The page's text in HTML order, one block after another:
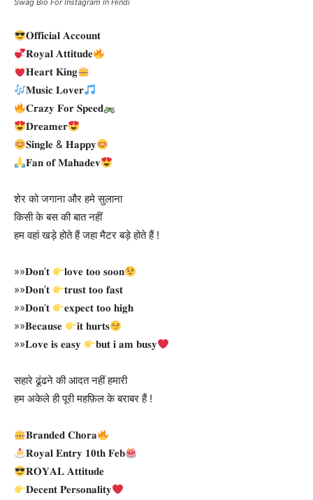
Swag Bio For Instagram In Hindi
𝐎𝐟𝐟𝐢𝐜𝐢𝐚𝐥 𝐀𝐜𝐜𝐨𝐮𝐧𝐭
𝐑𝐨𝐲𝐚𝐥 𝐀𝐭𝐭𝐢𝐭𝐮𝐝𝐞
𝐇𝐞𝐚𝐫𝐭 𝐊𝐢𝐧𝐠
𝐌𝐮𝐬𝐢𝐜 𝐋𝐨𝐯𝐞𝐫
𝐂𝐫𝐚𝐳𝐲 𝐅𝐨𝐫 𝐒𝐩𝐞𝐞𝐝
𝐃𝐫𝐞𝐚𝐦𝐞𝐫
𝐒𝐢𝐧𝐠𝐥𝐞 & 𝐇𝐚𝐩𝐩𝐲
𝐅𝐚𝐧 𝐨𝐟 𝐌𝐚𝐡𝐚𝐝𝐞𝐯
शेर को जगाना और हमे सुलाना
किसी के बस की बात नहीं
हम वहां खड़े होते हैं जहा मैटर बड़े होते हैं !
»»𝐃𝐨𝐧’𝐭
𝐥𝐨𝐯𝐞 𝐭𝐨𝐨 𝐬𝐨𝐨𝐧
»»𝐃𝐨𝐧’𝐭
𝐭𝐫𝐮𝐬𝐭 𝐭𝐨𝐨 𝐟𝐚𝐬𝐭
»»𝐃𝐨𝐧’𝐭
𝐞𝐱𝐩𝐞𝐜𝐭 𝐭𝐨𝐨 𝐡𝐢𝐠𝐡
»»𝐁𝐞𝐜𝐚𝐮𝐬𝐞
𝐢𝐭 𝐡𝐮𝐫𝐭𝐬
»»𝐋𝐨𝐯𝐞 𝐢𝐬 𝐞𝐚𝐬𝐲
𝐛𝐮𝐭 𝐢 𝐚𝐦 𝐛𝐮𝐬𝐲
सहारे ढूंढने की आदत नहीं हमारी
हम अकेले ही पूरी महफ़िल के बराबर हैं !
𝐁𝐫𝐚𝐧𝐝𝐞𝐝 𝐂𝐡𝐨𝐫𝐚
𝐑𝐨𝐲𝐚𝐥 𝐄𝐧𝐭𝐫𝐲 𝟏𝟎𝐭𝐡 𝐅𝐞𝐛
𝐑𝐎𝐘𝐀𝐋 𝐀𝐭𝐭𝐢𝐭𝐮𝐝𝐞
𝐃𝐞𝐜𝐞𝐧𝐭 𝐏𝐞𝐫𝐬𝐨𝐧𝐚𝐥𝐢𝐭𝐲